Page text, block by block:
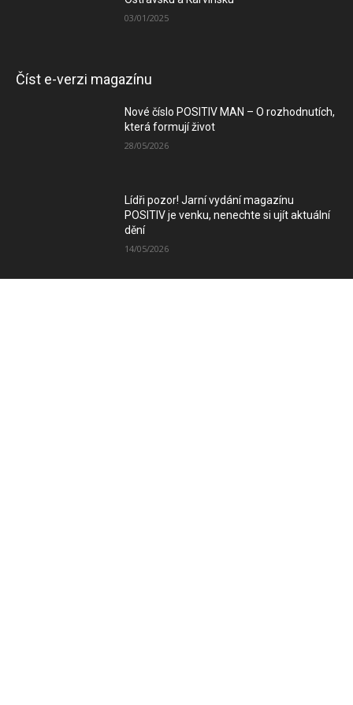
03/01/2025
Číst e-verzi magazínu
Nové číslo POSITIV MAN – O rozhodnutích,
která formují život
28/05/2026
Lídři pozor! Jarní vydání magazínu
POSITIV je venku, nenechte si ujít aktuální
dění
14/05/2026